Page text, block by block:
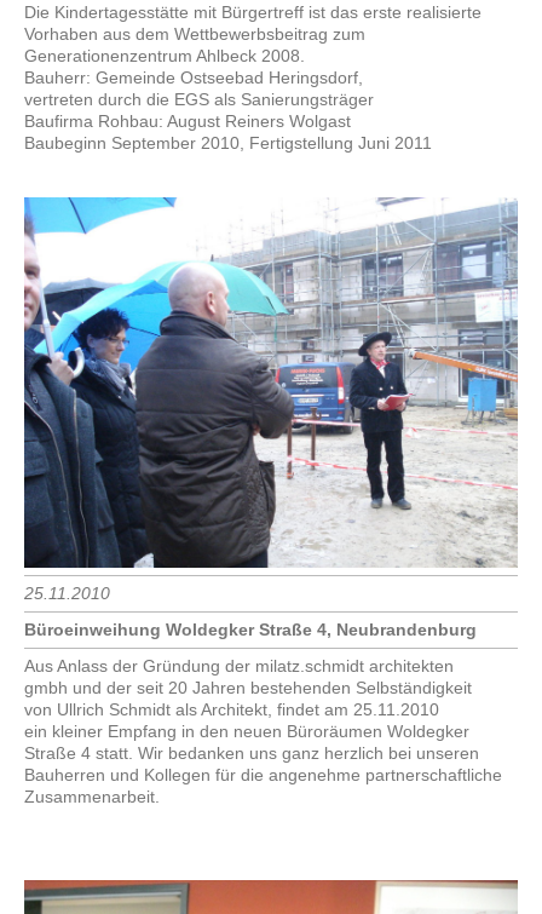
Die Kindertagesstätte mit Bürgertreff ist das erste realisierte
Vorhaben aus dem Wettbewerbsbeitrag zum
Generationenzentrum Ahlbeck 2008.
Bauherr: Gemeinde Ostseebad Heringsdorf,
vertreten durch die EGS als Sanierungsträger
Baufirma Rohbau: August Reiners Wolgast
Baubeginn September 2010, Fertigstellung Juni 2011
25.11.2010
Büroeinweihung Woldegker Straße 4, Neubrandenburg
Aus Anlass der Gründung der milatz.schmidt architekten
gmbh und der seit 20 Jahren bestehenden Selbständigkeit
von Ullrich Schmidt als Architekt, findet am 25.11.2010
ein kleiner Empfang in den neuen Büroräumen Woldegker
Straße 4 statt. Wir bedanken uns ganz herzlich bei unseren
Bauherren und Kollegen für die angenehme partnerschaftliche
Zusammenarbeit.